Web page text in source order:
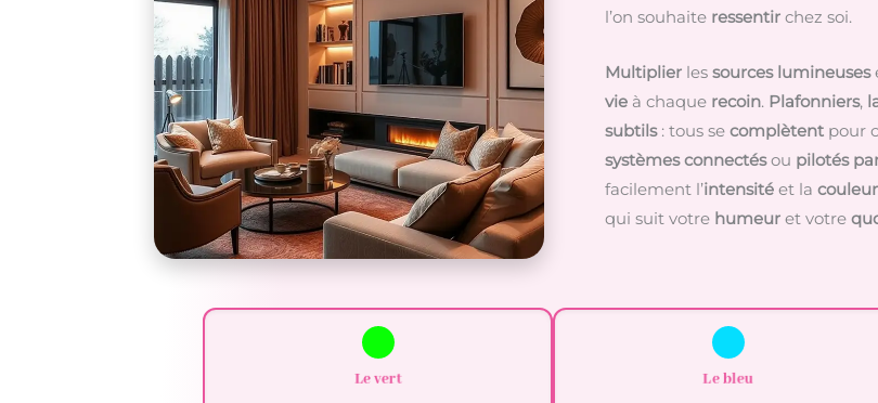
l’on souhaite ressentir chez soi.
Multiplier lessources lumineuses
vie à chaque recoin. Plafonniers,
subtils: tous secomplètent pour
systèmes connectésou pilotés
facilement l’intensité et lacouleur
qui suit votre humeur et votre
Levert Lebleu